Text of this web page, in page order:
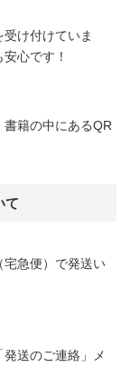
け付けていま
心です！
籍の中にあるQR
て
宅急便）で発送い
送のご連絡」メ